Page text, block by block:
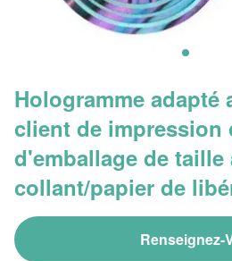
Hologramme adapté
client de impression
d'emballage de taille
collant/papier de
Renseignez-